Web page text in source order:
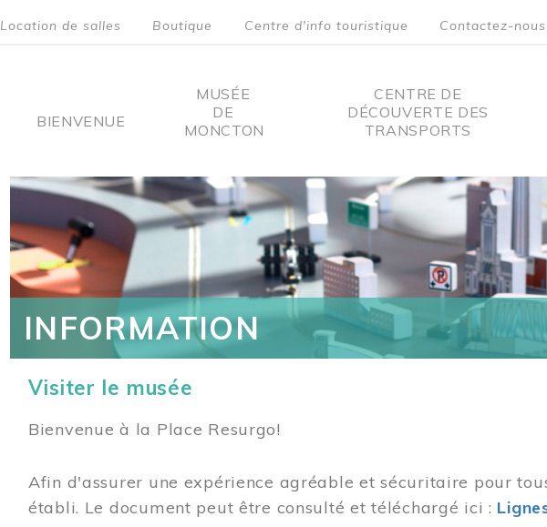
Location de salles Boutique Centre d'info touristique Contactez-nous
Main
BIENVENUE
MUSÉE
DE
MONCTON
CENTRE DE
DÉCOUVERTE DES
TRANSPORTS
INFORMATION
Visiter le musée
Bienvenue à la Place Resurgo!
Afin d'assurer une expérience agréable et sécuritaire pour
établi. Le document peut être consulté et téléchargé ici :